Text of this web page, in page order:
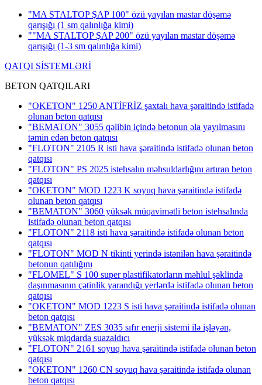
"MA STALTOP ŞAP 100" özü yayılan mastar döşəmə
qarışığı (1 sm qalınlığa kimi)
""MA STALTOP ŞAP 200" özü yayılan mastar döşəmə
qarışığı (1-3 sm qalınlığa kimi)
QATQI SİSTEMLƏRİ
BETON QATQILARI
"OKETON" 1250 ANTİFRİZ şaxtalı hava şəraitində istifadə
olunan beton qatqısı
"BEMATON" 3055 qəlibin içində betonun əla yayılmasını
təmin edən beton qatqısı
"FLOTON" 2105 R isti hava şəraitində istifadə olunan beton
qatqısı
"FLOTON" PS 2025 istehsalın məhsuldarlığını artıran beton
qatqısı
"OKETON" MOD 1223 K soyuq hava şəraitində istifadə
olunan beton qatqısı
"BEMATON" 3060 yüksək müqavimətli beton istehsalında
istifadə olunan beton qatqısı
"FLOTON" 2118 isti hava şəraitində istifadə olunan beton
qatqısı
"FLOTON" MOD N tikinti yerində istənilən hava şəraitində
betonun qatılığını
"FLOMEL" S 100 super plastifikatorların məhlul şəklində
daşınmasının çətinlik yarandığı yerlərdə istifadə olunan beton
qatqısı
"OKETON" MOD 1223 S isti hava şəraitində istifadə olunan
beton qatqısı
"BEMATON" ZES 3035 sıfır enerji sistemi ilə işləyən,
yüksək miqdarda suazaldıcı
"FLOTON" 2161 soyuq hava şəraitində istifadə olunan beton
qatqısı
"OKETON" 1260 CN soyuq hava şəraitində istifadə olunan
beton qatqısı